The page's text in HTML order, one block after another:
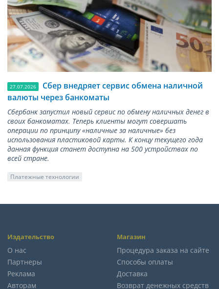
27.07.2026
Сбер внедряет сервис обмена наличной
валюты через банкоматы
Сбербанк запустил новый сервис по обмену наличных денег в
своих банкоматах. Теперь клиенты могут совершать
операции по принципу «наличные за наличные» без
использования пластиковой карты. К концу текущего года
данная функция станет доступна на 500 устройствах по
всей стране.
Платежные технологии
Издательство
О нас
Партнеры
Реклама
Авторам
Магазин
Процедура заказа на сайте
Способы оплаты
Доставка
Возврат денежных средств